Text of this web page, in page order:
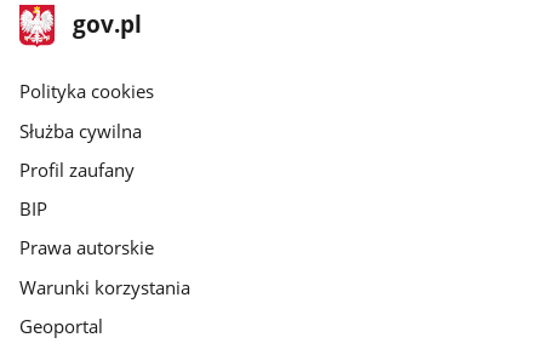
stopka
gov.pl
Strona
gov.pl
gov.pl
Polityka cookies
Służba cywilna
Profil zaufany
BIP
Prawa autorskie
Warunki korzystania
Geoportal